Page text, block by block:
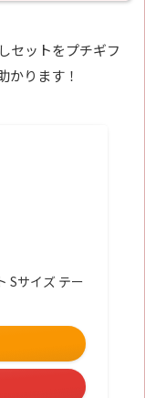
セットをプチギフ
かります！
Sサイズ テー